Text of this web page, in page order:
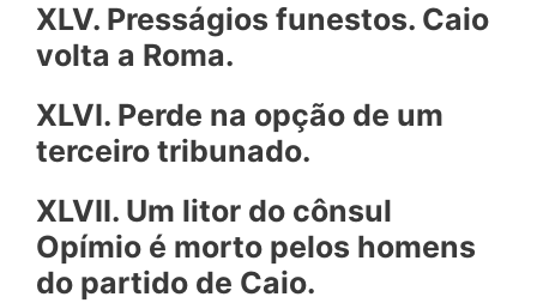
XLV. Presságios funestos. Caio
volta a Roma.
XLVI. Perde na opção de um
terceiro tribunado.
XLVII. Um litor do cônsul
Opímio é morto pelos homens
do partido de Caio.